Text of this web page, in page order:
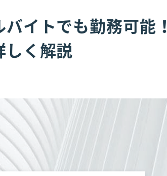
イトでも勤務可能！
しく解説